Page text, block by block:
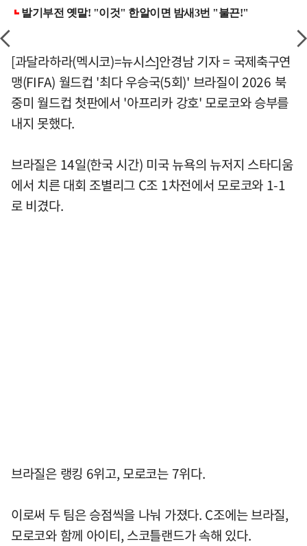
[과달라하라(멕시코)=뉴시스]안경남 기자 = 국제축구연
맹(FIFA) 월드컵 '최다 우승국(5회)' 브라질이 2026 북
중미 월드컵 첫판에서 '아프리카 강호' 모로코와 승부를
내지 못했다.
브라질은 14일(한국 시간) 미국 뉴욕의 뉴저지 스타디움
에서 치른 대회 조별리그 C조 1차전에서 모로코와 1-1
로 비겼다.
브라질은 랭킹 6위고, 모로코는 7위다.
이로써 두 팀은 승점씩을 나눠 가졌다. C조에는 브라질,
모로코와 함께 아이티, 스코틀랜드가 속해 있다.